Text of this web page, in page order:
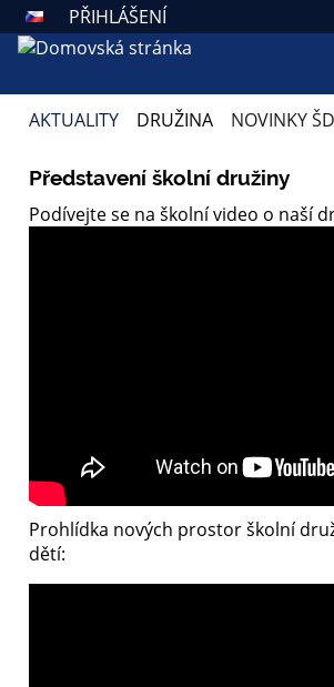
PŘIHLÁŠENÍ
AKTUALITY DRUŽINA NOVINKY ŠD
NOVINKY
Představení školní družiny
Podívejte se na školní video o naší
Prohlídka nových prostor školní
dětí: